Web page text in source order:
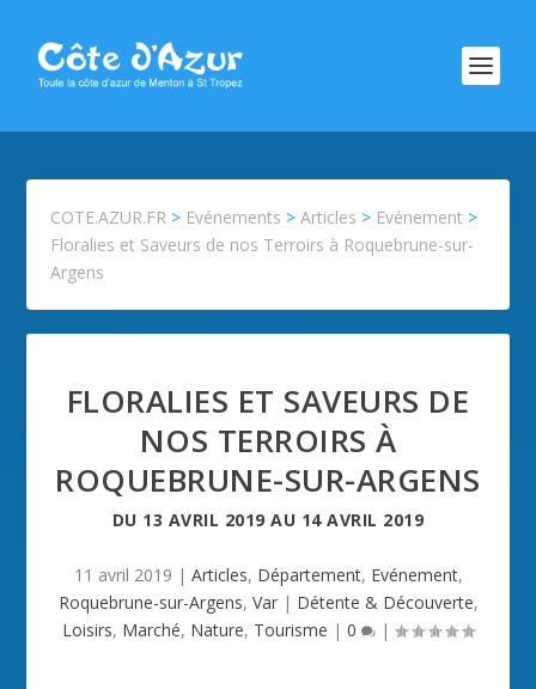
COTE.AZUR.FR > Evénements >Articles > Evénement >
Floralies et Saveurs de nos Terroirs à Roquebrune-sur-
Argens
FLORALIES ET SAVEURS DE
NOS TERROIRS À
ROQUEBRUNE-SUR-ARGENS
DU 13 AVRIL 2019 AU 14 AVRIL 2019
11 avril 2019 | Articles, Département, Evénement,
Roquebrune-sur-Argens, Var| Détente & Découverte,
Loisirs, Marché, Nature, Tourisme | 0 |